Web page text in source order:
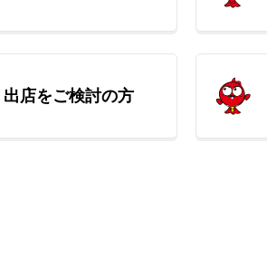
出店をご検討の方